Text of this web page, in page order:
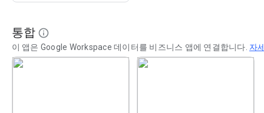
통합 info
이 앱은 Google Workspace 데이터를 비즈니스 앱에 연결합니다. 자